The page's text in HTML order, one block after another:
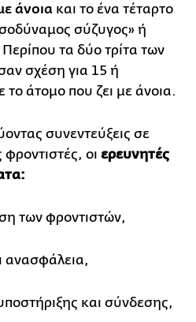
άνοια και το ένα τέταρτο
σύζυγος» ή
τα δύο τρίτα των
σχέση για 15 ή
το άτομο που ζει με άνοια.
συνεντεύξεις σε
οι ερευνητές
των φροντιστών,
ανασφάλεια,
και σύνδεσης,